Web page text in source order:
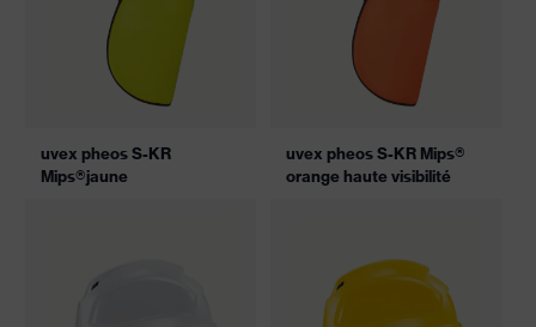
uvex pheos S-KR
Mips®jaune
uvex pheos S-KR Mips®
orange haute visibilité